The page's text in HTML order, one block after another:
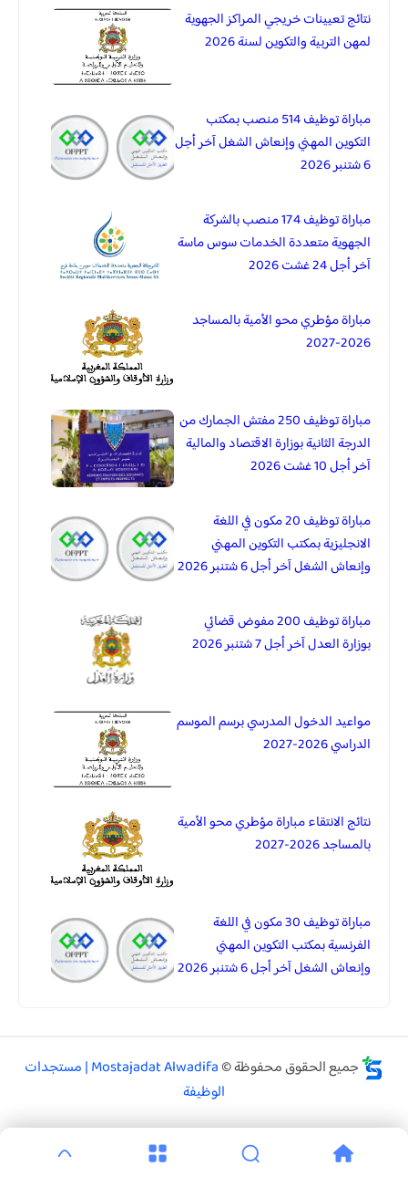
نتائج تعيينات خريجي المراكز الجهوية
لمهن التربية والتكوين لسنة 2026
مباراة توظيف 514 منصب بمكتب
التكوين المهني وإنعاش الشغل آخر أجل
6 شتنبر 2026
مباراة توظيف 174 منصب بالشركة
الجهوية متعددة الخدمات سوس ماسة
آخر أجل 24 غشت 2026
مباراة مؤطري محو الأمية بالمساجد
2026-2027
مباراة توظيف 250 مفتش الجمارك من
الدرجة الثانية بوزارة الاقتصاد والمالية
آخر أجل 10 غشت 2026
مباراة توظيف 20 مكون في اللغة
الانجليزية بمكتب التكوين المهني
وإنعاش الشغل آخر أجل 6 شتنبر 2026
مباراة توظيف 200 مفوض قضائي
بوزارة العدل آخر أجل 7 شتنبر 2026
مواعيد الدخول المدرسي برسم الموسم
الدراسي 2026-2027
نتائج الانتقاء مباراة مؤطري محو الأمية
بالمساجد 2026-2027
مباراة توظيف 30 مكون في اللغة
الفرنسية بمكتب التكوين المهني
وإنعاش الشغل آخر أجل 6 شتنبر 2026
جميع الحقوق محفوظة ©
Mostajadat Alwadifa | مستجدات
الوظيفة